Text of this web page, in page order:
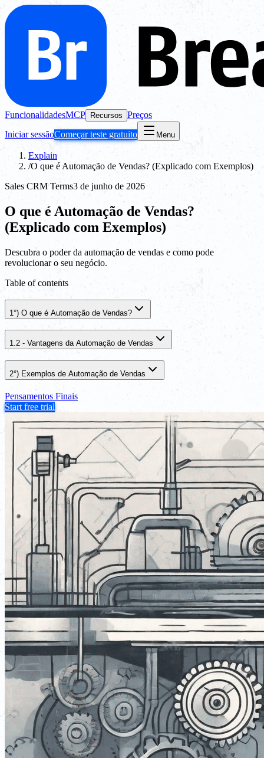
FuncionalidadesMCP Recursos Preços
Iniciar sessãoComeçar teste gratuito Menu
Explain
/O que é Automação de Vendas? (Explicado com Exemplos)
Sales CRM Terms3 de junho de 2026
O que é Automação de Vendas?
(Explicado com Exemplos)
Descubra o poder da automação de vendas e como pode
revolucionar o seu negócio.
Table of contents
1°) O que é Automação de Vendas?
1.2 - Vantagens da Automação de Vendas
2°) Exemplos de Automação de Vendas
Pensamentos Finais
Start free trial